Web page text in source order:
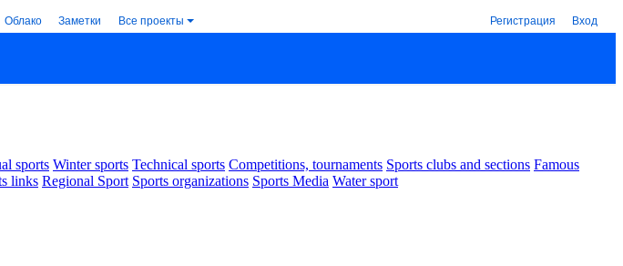
Облако Заметки Все проекты Регистрация Вход
sports Winter sports Technical sports Competitions, tournaments Sports clubs and sections Famous
links Regional Sport Sports organizations Sports Media Water sport